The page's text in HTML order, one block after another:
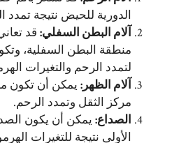
الدورية للحيض نتيجة تمدد
آلام البطن السفلي: قد
منطقة البطن السفلية،
لتمدد الرحم والتغيرات
آلام الظهر: يمكن أن تكون
مركز الثقل وتمدد الرحم.
الصداع: يمكن أن يكون
الأولى نتيجة للتغيرات